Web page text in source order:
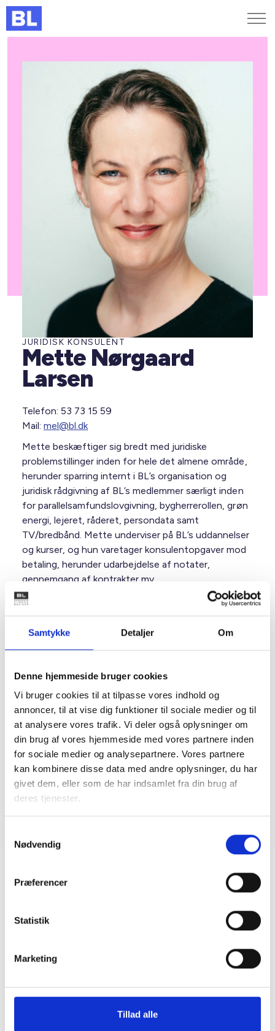
Samtykke Detaljer Om
Denne hjemmeside bruger cookies
Vi bruger cookies til at tilpasse vores indhold og
annoncer, til at vise dig funktioner til sociale medier og til
at analysere vores trafik. Vi deler også oplysninger om
din brug af vores hjemmeside med vores partnere inden
for sociale medier og analysepartnere. Vores partnere
kan kombinere disse data med andre oplysninger, du har
givet dem, eller som de har indsamlet fra din brug af
deres tjenester.
Nødvendig
Præferencer
Statistik
Marketing
Tillad alle
Genveje
Kurser og arrangementer
JURIDISK KONSULENT
Mette Nørgaard
Larsen
Telefon: 53 73 15 59
Mail:mel@bl.dk
Mette beskæftiger sig bredt med juridiske
problemstillinger inden for hele det almene område,
herunder sparring internt i BL’s organisation og
juridisk rådgivning af BL’s medlemmer særligt inden
for parallelsamfundslovgivning, bygherrerollen, grøn
energi, lejeret, råderet, persondata samt
TV/bredbånd. Mette underviser på BL’s uddannelser
og kurser, og hun varetager konsulentopgaver mod
betaling, herunder udarbejdelse af notater,
gennemgang af kontrakter mv.
Mette er en del af BL’s juridiske hotline og betjener i
øvrigt BL’s Juridiske Udvalg.
Jura
I BL’s juridiske afdeling sikrer vi de rette regler og rammer
for almene boligorganisationer og beboere – og sørger
for, at boligorganisationerne har den nødvendige viden.
Vores primære opgave er at give input til ministerier og
styrelser om regler for almene boligorganisationer. Vi
følger processen fra idé og politiske aftaler til høringer og
lovforslag i Folketinget. Samtidig hjælper vi
boligorganisationerne med at forstå og administrere de
mange særlige regler i sektoren. Det gør vi gennem vores
juridiske hotline, artikler, BL’s kurser, temadage og viden på
hjemmesiden. Vi holder også boligorganisationerne
opdaterede via nyhedsbrevet BL Informerer, hvor vi
formidler nødvendig viden om ny og ændret lovgivning,